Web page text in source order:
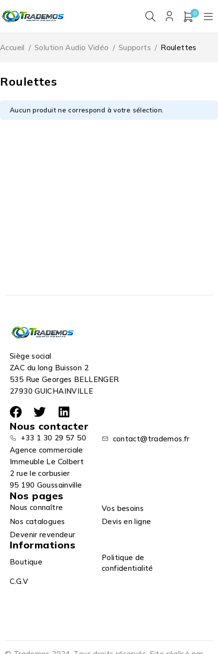
0
Roulettes
Accueil / Solution Audio Vidéo / Supports / Roulettes
Aucun produit ne correspond à votre sélection.
Siège social
ZAC du long Buisson 2
535 Rue Georges BELLENGER
27930 GUICHAINVILLE
Nous contacter
+33 1 30 29 57 50
contact@trademos.fr
Agence commerciale
Immeuble Le Colbert
2 rue le corbusier
95 190 Goussainville
Nos pages
Nous connaître
Vos besoins
Nos catalogues
Devis en ligne
Devenir revendeur
Informations
Boutique
Politique de
confidentialité
C.G.V